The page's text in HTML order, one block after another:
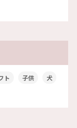
ト 子供 犬